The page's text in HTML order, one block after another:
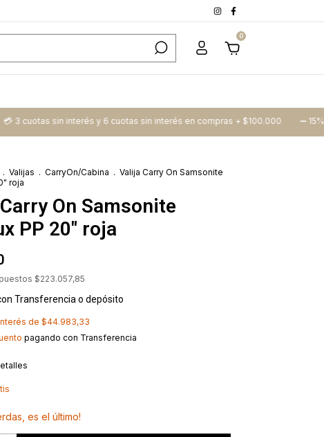
0
sin interés y 6 cuotas sin interés en compras + $100.000 ➖​ 15% Off
. Valijas . CarryOn/Cabina . Valija Carry On Samsonite
roja
On Samsonite
PP 20" roja
$223.057,85
Transferencia o depósito
de $44.983,33
pagando con Transferencia
es el último!